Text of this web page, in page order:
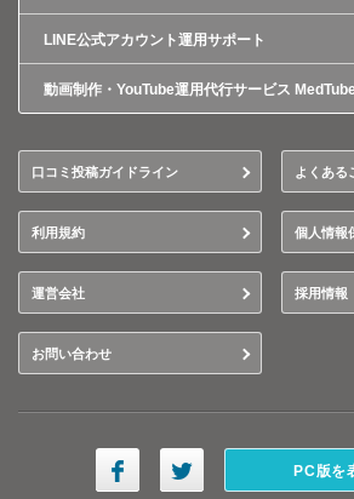
LINE公式アカウント運用サポート
動画制作・YouTube運用代行サービス
口コミ投稿ガイドライン よくある
利用規約 個人情報
運営会社 採用情報
お問い合わせ
PC版を